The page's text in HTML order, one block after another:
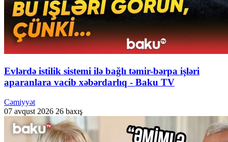
Evlərdə istilik sistemi ilə bağlı təmir-bərpa işləri
aparanlara vacib xəbərdarlıq - Baku TV
Cəmiyyət
07 avqust 2026 26 baxış